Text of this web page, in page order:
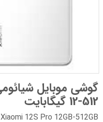
512-12 گیگابایت
Xiaomi 12S Pro 12GB-512GB